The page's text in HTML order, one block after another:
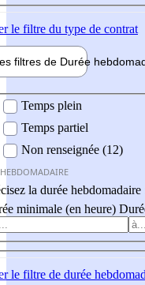
le filtre du type de contrat
filtres de Durée hebdo
Temps plein
Temps partiel
Non renseignée (12)
la durée hebdomadaire
minimale (en heure)
le filtre de durée